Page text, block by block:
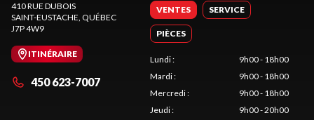
410 RUE DUBOIS
SAINT-EUSTACHE, QUÉBEC
J7P 4W9
ITINÉRAIRE
450 623-7007
VENTES SERVICE
PIÈCES
Lundi:
9h00 - 18h00
Mardi:
9h00 - 18h00
Mercredi:
9h00 - 18h00
Jeudi:
9h00 - 20h00